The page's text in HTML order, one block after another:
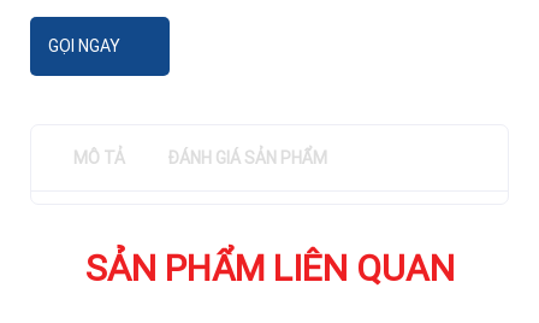
GỌI NGAY
MÔ TẢ ĐÁNH GIÁ SẢN PHẨM
SẢN PHẨM LIÊN QUAN